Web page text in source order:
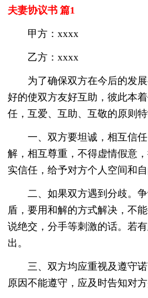
夫妻协议书 篇1
甲方：xxxx
乙方：xxxx
为了确保双方在今后的发
好的使双方友好互助，彼此本
任，互爱、互助、互敬的原则特
一、双方要坦诚，相互信
解，相互尊重，不得虚情假意
实信任，给予对方个人空间和自
二、如果双方遇到分歧。
盾，要用和解的方式解决，不
说绝交，分手等刺激的话。若
出。
三、双方均应重视及遵守
原因不能遵守，应及时告知对方